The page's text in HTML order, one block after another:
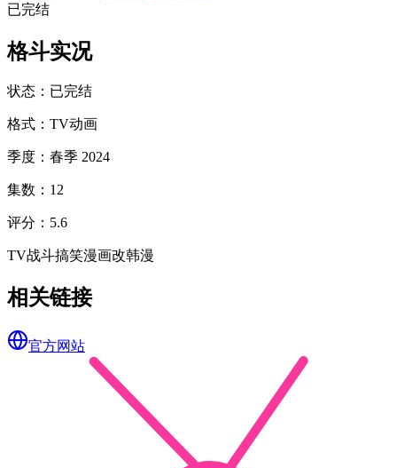
已完结
格斗实况
状态 ： 已完结
格式 ： TV动画
季度 ： 春季 2024
集数 ： 12
评分 ： 5.6
TV战斗搞笑漫画改韩漫
相关链接
官方网站